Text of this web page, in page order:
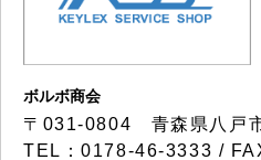
ボルボ商会
〒031-0804 青森県八戸
TEL：0178-46-3333 /